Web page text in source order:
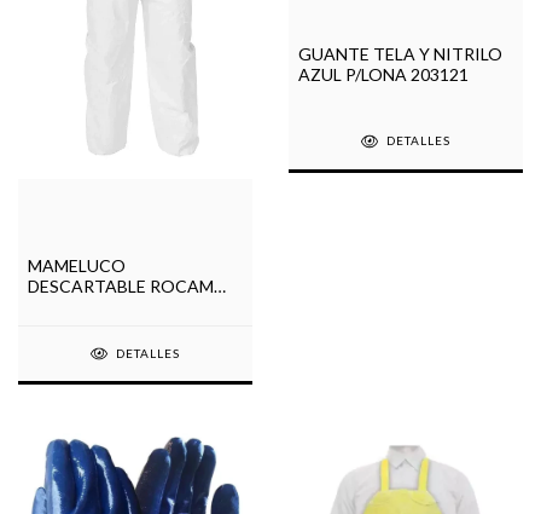
MAMELUCO
DESCARTABLE ROCAM
DETALLES
GUANTE TELA Y NITRILO
AZUL P/LONA 203121
DETALLES